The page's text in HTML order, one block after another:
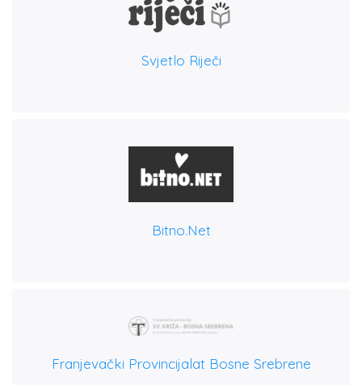
Svjetlo Riječi
Bitno.net
Franjevački Provincijalat Bosne Srebrene